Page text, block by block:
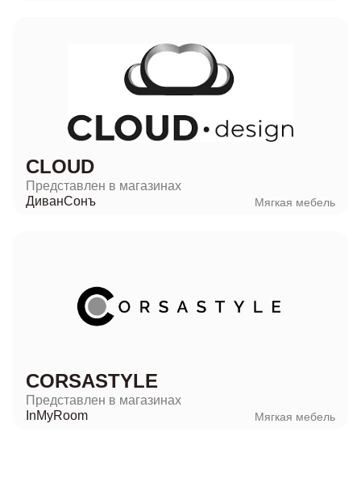
CLOUD
Представлен в магазинах
ДиванСонъ
Мягкая мебель
CORSASTYLE
Представлен в магазинах
InMyRoom
Мягкая мебель